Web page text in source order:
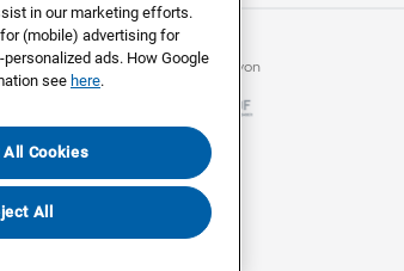
Mitglied von
in our marketing efforts.
(mobile) advertising for
ads. How Google
see here.
Cookies
All